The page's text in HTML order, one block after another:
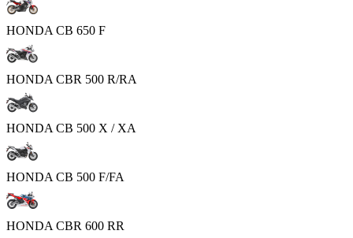
HONDA CB 650 F
HONDA CBR 500 R/RA
HONDA CB 500 X / XA
HONDA CB 500 F/FA
HONDA CBR 600 RR